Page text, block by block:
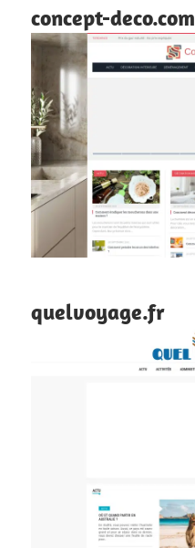
concept-deco.com
quelvoyage.fr